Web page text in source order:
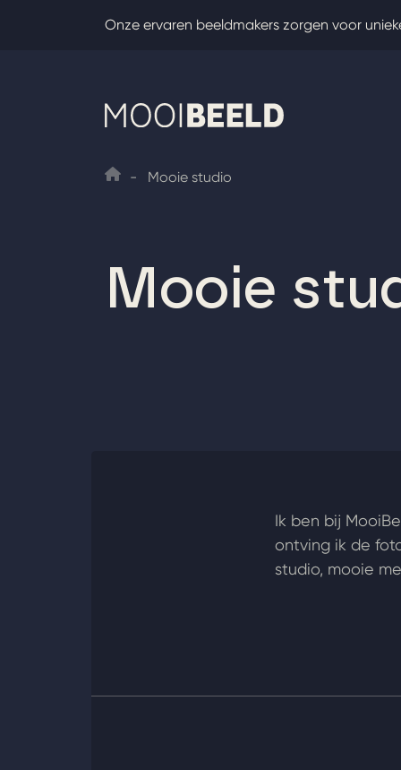
Onze ervaren beeldmakers zorgen voor
- Mooie studio
Mooie
Ik ben bij
ontving ik de
studio, mooie